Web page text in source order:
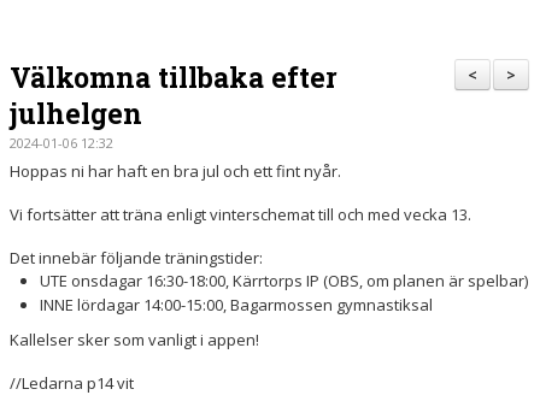
BILDGALLERI
DOKUMENT
>
<
Välkomna tillbaka efter
julhelgen
2024-01-06 12:32
Hoppas ni har haft en bra jul och ett fint nyår.
Vi fortsätter att träna enligt vinterschemat till och med vecka 13.
Det innebär följande träningstider:
UTE onsdagar 16:30-18:00, Kärrtorps IP (OBS, om planen är spelbar)
INNE lördagar 14:00-15:00, Bagarmossen gymnastiksal
Kallelser sker som vanligt i appen!
//Ledarna p14 vit